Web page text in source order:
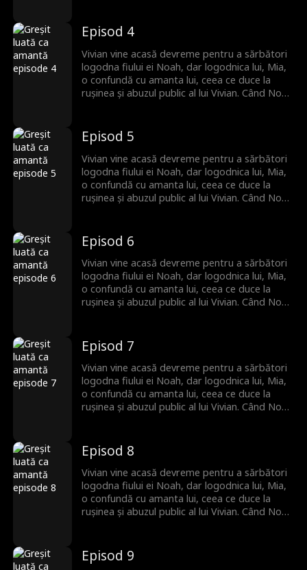
cu orice preț!
Episod 4
Vivian vine acasă devreme pentru a sărbători
logodna fiului ei Noah, dar logodnica lui, Mia,
o confundă cu amanta lui, ceea ce duce la
rușinea și abuzul public al lui Vivian. Când Noah
cu orice preț!
Episod 5
Vivian vine acasă devreme pentru a sărbători
logodna fiului ei Noah, dar logodnica lui, Mia,
o confundă cu amanta lui, ceea ce duce la
rușinea și abuzul public al lui Vivian. Când Noah
cu orice preț!
Episod 6
Vivian vine acasă devreme pentru a sărbători
logodna fiului ei Noah, dar logodnica lui, Mia,
o confundă cu amanta lui, ceea ce duce la
rușinea și abuzul public al lui Vivian. Când Noah
cu orice preț!
Episod 7
Vivian vine acasă devreme pentru a sărbători
logodna fiului ei Noah, dar logodnica lui, Mia,
o confundă cu amanta lui, ceea ce duce la
rușinea și abuzul public al lui Vivian. Când Noah
cu orice preț!
Episod 8
Vivian vine acasă devreme pentru a sărbători
logodna fiului ei Noah, dar logodnica lui, Mia,
o confundă cu amanta lui, ceea ce duce la
rușinea și abuzul public al lui Vivian. Când Noah
cu orice preț!
Episod 9